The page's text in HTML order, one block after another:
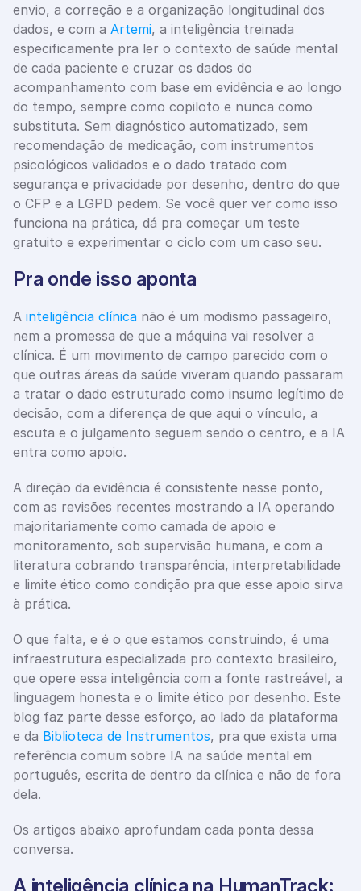
envio, a correção e a organização longitudinal dos
dados, e com a Artemi, a inteligência treinada
especificamente pra ler o contexto de saúde mental
de cada paciente e cruzar os dados do
acompanhamento com base em evidência e ao longo
do tempo, sempre como copiloto e nunca como
substituta. Sem diagnóstico automatizado, sem
recomendação de medicação, com instrumentos
psicológicos validados e o dado tratado com
segurança e privacidade por desenho, dentro do que
o CFP e a LGPD pedem. Se você quer ver como isso
funciona na prática, dá pra começar um teste
gratuito e experimentar o ciclo com um caso seu.
Pra onde isso aponta
A inteligência clínica não é um modismo passageiro,
nem a promessa de que a máquina vai resolver a
clínica. É um movimento de campo parecido com o
que outras áreas da saúde viveram quando passaram
a tratar o dado estruturado como insumo legítimo de
decisão, com a diferença de que aqui o vínculo, a
escuta e o julgamento seguem sendo o centro, e a IA
entra como apoio.
A direção da evidência é consistente nesse ponto,
com as revisões recentes mostrando a IA operando
majoritariamente como camada de apoio e
monitoramento, sob supervisão humana, e com a
literatura cobrando transparência, interpretabilidade
e limite ético como condição pra que esse apoio sirva
à prática.
O que falta, e é o que estamos construindo, é uma
infraestrutura especializada pro contexto brasileiro,
que opere essa inteligência com a fonte rastreável, a
linguagem honesta e o limite ético por desenho. Este
blog faz parte desse esforço, ao lado da plataforma
e da Biblioteca de Instrumentos, pra que exista uma
referência comum sobre IA na saúde mental em
português, escrita de dentro da clínica e não de fora
dela.
Os artigos abaixo aprofundam cada ponta dessa
conversa.
A inteligência clínica na HumanTrack: